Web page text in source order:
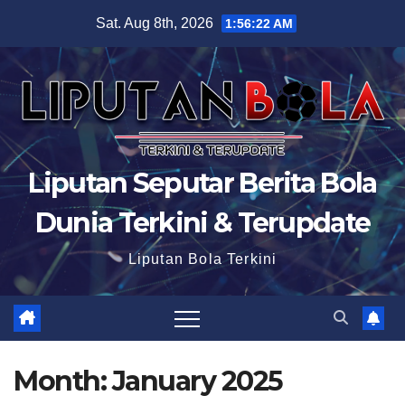
content
Sat. Aug 8th, 2026 1:56:24 AM
Liputan Seputar Berita Bola
Dunia Terkini & Terupdate
Liputan Bola Terkini
Month:January 2025